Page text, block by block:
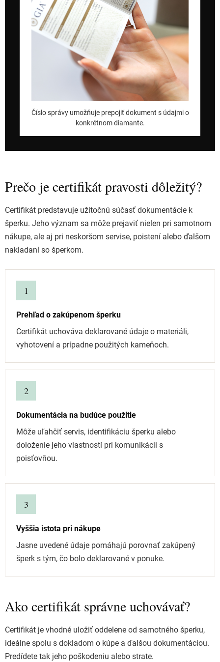
Číslo správy umožňuje prepojiť dokument s údajmi o
konkrétnom diamante.
Prečo je certifikát pravosti dôležitý?
Certifikát predstavuje užitočnú súčasť dokumentácie k
šperku. Jeho význam sa môže prejaviť nielen pri samotnom
nákupe, ale aj pri neskoršom servise, poistení alebo ďalšom
nakladaní so šperkom.
1
Prehľad o zakúpenom šperku
Certifikát uchováva deklarované údaje o materiáli,
vyhotovení a prípadne použitých kameňoch.
2
Dokumentácia na budúce použitie
Môže uľahčiť servis, identifikáciu šperku alebo
doloženie jeho vlastností pri komunikácii s
poisťovňou.
3
Vyššia istota pri nákupe
Jasne uvedené údaje pomáhajú porovnať zakúpený
šperk s tým, čo bolo deklarované v ponuke.
Ako certifikát správne uchovávať?
Certifikát je vhodné uložiť oddelene od samotného šperku,
ideálne spolu s dokladom o kúpe a ďalšou dokumentáciou.
Predídete tak jeho poškodeniu alebo strate.